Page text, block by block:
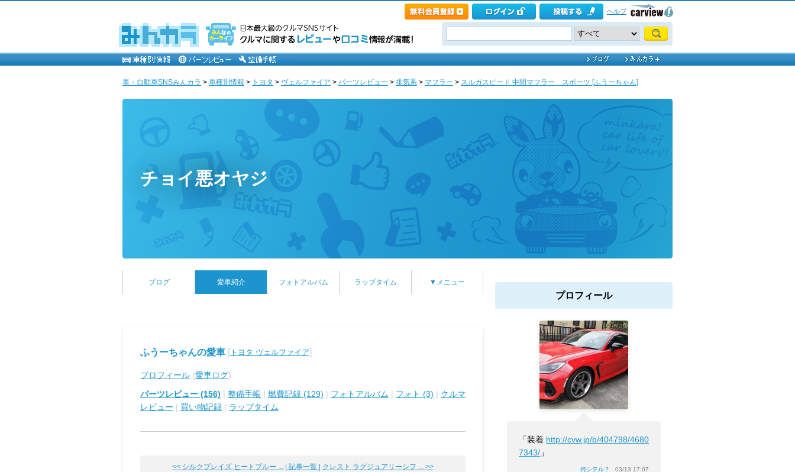
ヘルプ
車・自動車SNSみんカラ > 車種別情報 > トヨタ > ヴェルファイア > パーツレビュー > 排気系 > マフラー > スルガスピード 中間マフラー スポーツ [ふうーちゃん]
チョイ悪オヤジ
ブログ 愛車紹介 フォトアルバム ラップタイム ▼メニュー
ふうーちゃんの愛車 [ トヨタ ヴェルファイア]
プロフィール (愛車ログ)
パーツレビュー (156) | 整備手帳 | 燃費記録 (129) | フォトアルバム | フォト (3) | クルマ
レビュー | 買い物記録 | ラップタイム
<< シルクブレイズ ヒートブルー ... | 記事一覧 | クレスト ラグジュアリーシフ ... >>
プロフィール
「装着 http://cvw.jp/b/404798/4680
7343/ 」
何シテル？ 03/13 17:07